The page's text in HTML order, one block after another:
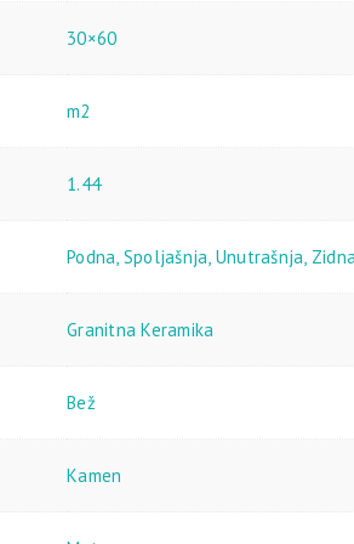
30×60
m2
1.44
Podna, Spoljašnja, Unutrašnja,
Granitna Keramika
Bež
Kamen